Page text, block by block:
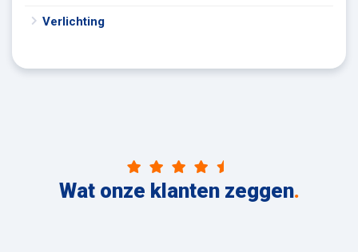
Verlichting
Wat onze klanten zeggen.